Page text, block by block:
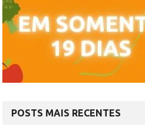
POSTS MAIS RECENTES